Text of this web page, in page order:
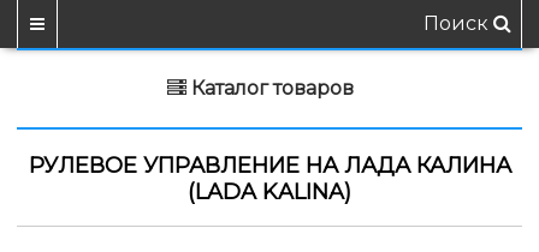
Поиск
Каталог товаров
РУЛЕВОЕ УПРАВЛЕНИЕ НА ЛАДА КАЛИНА
(LADA KALINA)